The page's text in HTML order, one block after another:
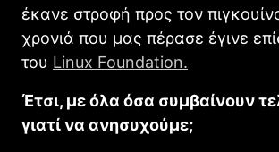
έκανε στροφή προς τον
χρονιά που μας πέρασε έγινε
του Linux Foundation.
Έτσι, με όλα όσα συμβαίνουν
γιατί να ανησυχούμε;